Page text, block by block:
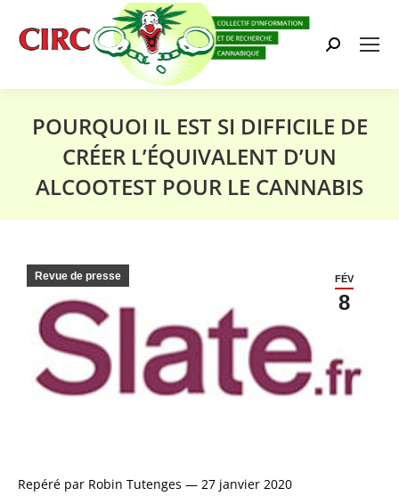
Search:
POURQUOI IL EST SI DIFFICILE DE
CRÉER L’ÉQUIVALENT D’UN
ALCOOTEST POUR LE CANNABIS
FÉV
8
Revue de presse
Repéré par Robin Tutenges — 27 janvier 2020